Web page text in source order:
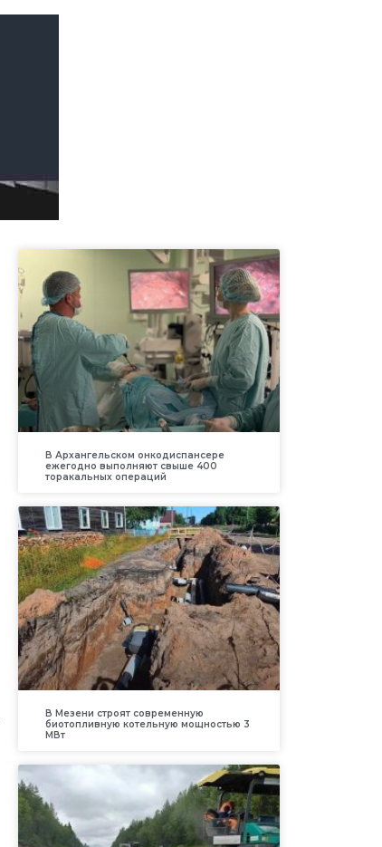
В Архангельском онкодиспансере
ежегодно выполняют свыше 400
торакальных операций
В Мезени строят современную
биотопливную котельную мощностью 3
МВт